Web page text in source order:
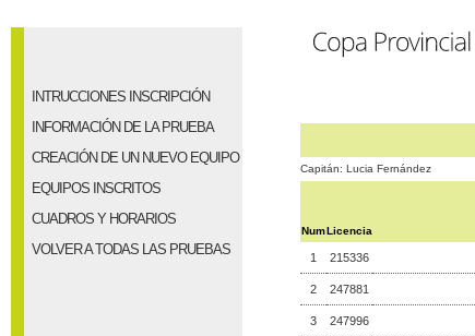
INTRUCCIONES INSCRIPCIÓN
INFORMACIÓN DE LA PRUEBA
CREACIÓN DE UN NUEVO EQUIPO
EQUIPOS INSCRITOS
CUADROS Y HORARIOS
VOLVER A TODAS LAS PRUEBAS
Capitán: Lucia Fernández
NumLicencia
1 215336
2 247881
3 247996